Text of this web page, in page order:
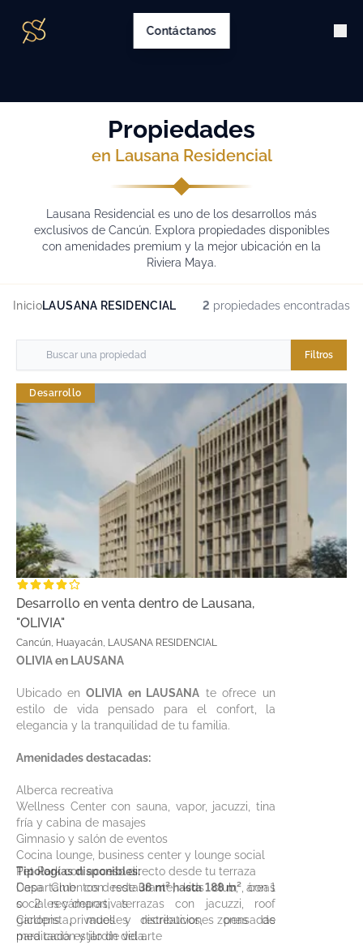
Contáctanos
Propiedades
en Lausana Residencial
Lausana Residencial es uno de los desarrollos más
exclusivos de Cancún. Explora propiedades disponibles
con amenidades premium y la mejor ubicación en la
Riviera Maya.
InicioLAUSANA RESIDENCIAL 2 propiedades encontradas
Filtros
Desarrollo
Desarrollo en venta dentro de Lausana,
"OLIVIA"
Cancún, Huayacán, LAUSANA RESIDENCIAL
OLIVIA en LAUSANA
Ubicado en OLIVIA en LAUSANA te ofrece un
estilo de vida pensado para el confort, la
elegancia y la tranquilidad de tu familia.
Amenidades destacadas:
Alberca recreativa
Wellness Center con sauna, vapor, jacuzzi, tina
fría y cabina de masajes
Gimnasio y salón de eventos
Cocina lounge, business center y lounge social
Pet Park con acceso directo desde tu terraza
Casa Club con restaurante, kids club, áreas
sociales y deportivas
Ciclopista, muelles recreativos, zonas de
meditación y jardín del arte
Tipologías disponibles:
Departamentos desde38 m² hasta 188 m² , con 1
o 2 recámaras, terrazas con jacuzzi, roof
gardens privados y distribuciones pensadas
para cada estilo de vida.